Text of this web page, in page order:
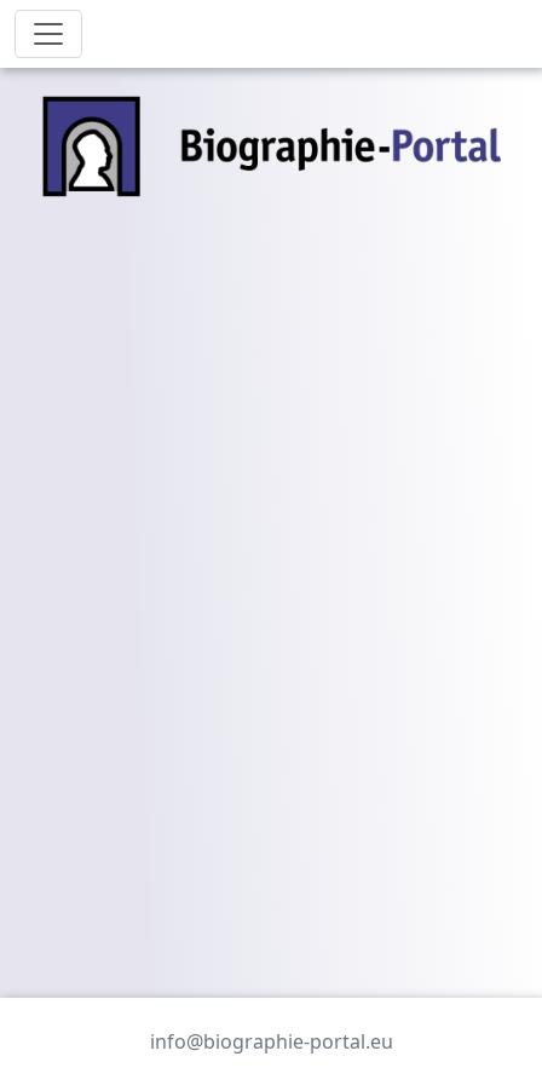
info@biographie-portal.eu